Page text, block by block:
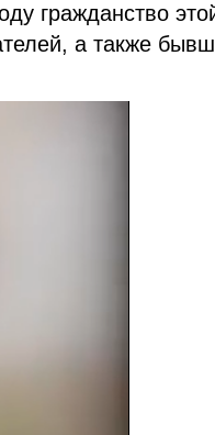
гражданство
а также